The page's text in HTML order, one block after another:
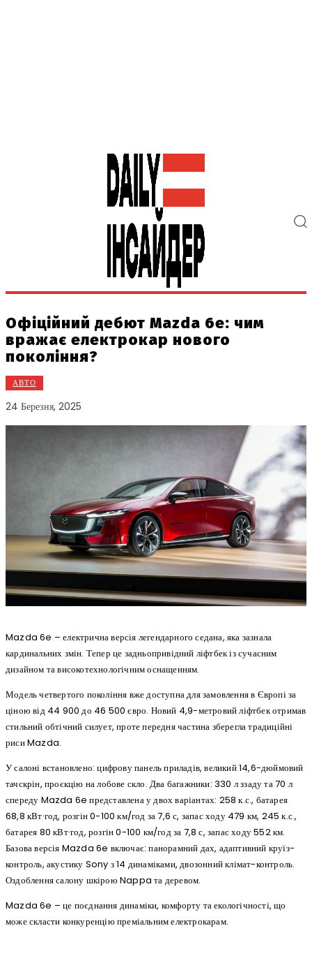
Офіційний дебют Mazda 6e: чим
вражає електрокар нового
покоління?
АВТО
24 Березня, 2025
Mazda 6e – електрична версія легендарного седана, яка зазнала
кардинальних змін. Тепер це задньопривідний ліфтбек із сучасним
дизайном та високотехнологічним оснащенням.
Модель четвертого покоління вже доступна для замовлення в Європі за
ціною від 44 900 до 46 500 євро. Новий 4,9-метровий ліфтбек отримав
стильний обтічний силует, проте передня частина зберегла традиційні
риси Mazda.
У салоні встановлено: цифрову панель приладів, великий 14,6-дюймовий
тачскрін, проєкцію на лобове скло. Два багажники: 330 л ззаду та 70 л
спереду Mazda 6e представлена у двох варіантах: 258 к.с., батарея
68,8 кВт∙год, розгін 0-100 км/год за 7,6 с, запас ходу 479 км, 245 к.с.,
батарея 80 кВт∙год, розгін 0-100 км/год за 7,8 с, запас ходу 552 км.
Базова версія Mazda 6e включає: панорамний дах, адаптивний круїз-
контроль, акустику Sony з 14 динаміками, двозонний клімат-контроль.
Оздоблення салону шкірою Nappa та деревом.
Mazda 6e – це поєднання динаміки, комфорту та екологічності, що
може скласти конкуренцію преміальним електрокарам.